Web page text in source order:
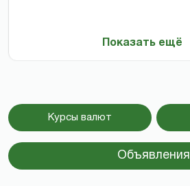
Показать ещё
Курсы валют
Объявления